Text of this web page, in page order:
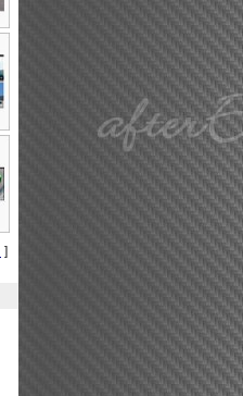
]